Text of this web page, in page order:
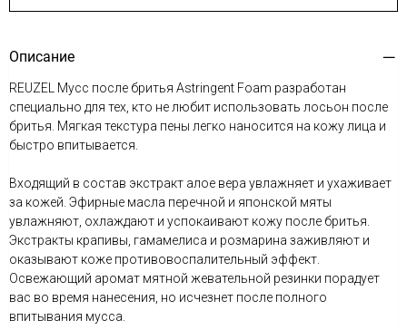
Описание
REUZEL Мусс после бритья Astringent Foam разработан
специально для тех, кто не любит использовать лосьон после
бритья. Мягкая текстура пены легко наносится на кожу лица и
быстро впитывается.
Входящий в состав экстракт алое вера увлажняет и ухаживает
за кожей. Эфирные масла перечной и японской мяты
увлажняют, охлаждают и успокаивают кожу после бритья.
Экстракты крапивы, гамамелиса и розмарина заживляют и
оказывают коже противовоспалительный эффект.
Освежающий аромат мятной жевательной резинки порадует
вас во время нанесения, но исчезнет после полного
впитывания мусса.